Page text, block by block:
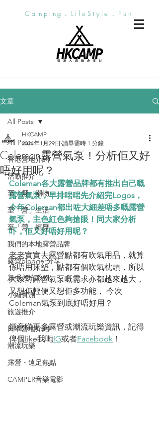
Camping．LifeStyle．Fun
文章
All Posts
香港營地介紹
活動推介
至「營」潮物
至「營」生活
至「營」經歷
我們的本地露營品牌
露營blogger分享
新手入坑系列
小編實測
旅遊推介
日本營地介紹
潮流玩樂
露營・遠足熱點
CAMPER音樂電影
All Posts
Coleman露營氣泵！分析佢又好
唔好用呢？
HKCAMP
2024年1月29日 讀畢需時 1 分鐘
Coleman各大露營品牌都有推出自己嘅
露營氣泵，早排啱啱先介紹完Logos，
今年Coleman都出咗大細差唔多嘅露營
氣泵，主色紅色夠搶眼！同大家分析
吓，佢又好唔好用呢？
老老實實去露營點都有吹氣用品，就算
係唔用床墊，點都有個吹氣枕頭，所以
大家對露營氣泵嘅需求亦都越來越大，
又想佢輕便又想佢多功能， 今次
Coleman氣泵到底好唔好用？
鍾意睇更多露營或潮流玩樂資訊，記得
俾個like我哋IG或者Facebook ！